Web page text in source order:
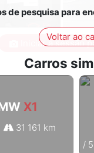
de pesquisa para
Voltar ao
Carros
X1
31 161 km
/ 5
Iniciar a sessão